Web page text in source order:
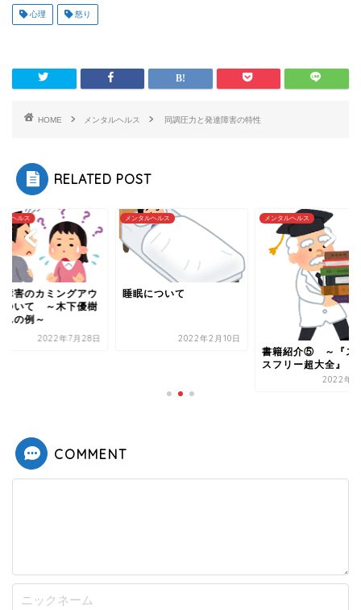
心理 怒り
HOME メンタルヘルス 同調圧力と発達障害の特性
RELATED POST
ルヘルス
について
2022年2月10日
メンタルヘルス メンタルヘルス
発達障害のカミング
トについて ～木下
菜さんの例～
2022年7
COMMENT